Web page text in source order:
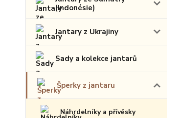
(Indonésie)
Jantary z Ukrajiny
Sady a kolekce jantarů
Šperky z jantaru
Náhrdelníky a přívěsky